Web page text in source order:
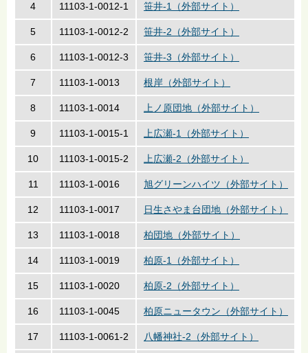
4 11103-1-0012-1 笹井-1（外部サイト）
5 11103-1-0012-2 笹井-2（外部サイト）
6 11103-1-0012-3 笹井-3（外部サイト）
7 11103-1-0013 根岸（外部サイト）
8 11103-1-0014 上ノ原団地（外部サイト）
9 11103-1-0015-1 上広瀬-1（外部サイト）
10 11103-1-0015-2 上広瀬-2（外部サイト）
11 11103-1-0016 旭グリーンハイツ（外部サイト）
12 11103-1-0017 日生さやま台団地（外部サイト）
13 11103-1-0018 柏団地（外部サイト）
14 11103-1-0019 柏原-1（外部サイト）
15 11103-1-0020 柏原-2（外部サイト）
16 11103-1-0045 柏原ニュータウン（外部サイト）
17 11103-1-0061-2 八幡神社-2（外部サイト）